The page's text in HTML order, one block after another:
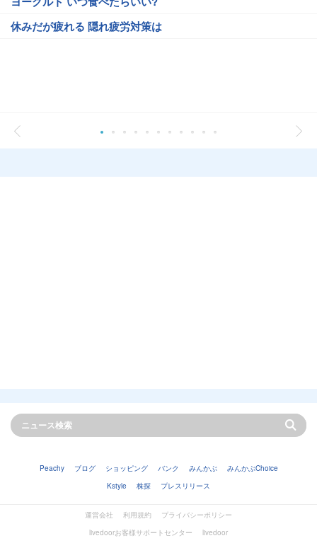
休みだが疲れる 隠れ疲労対策は
Peachy ブログ ショッピング バンク みんかぶ
みんかぶChoice
Kstyle
株探 プレスリリース
運営会社 利用規約
プライバシーポリシー
livedoorお客様サポートセンター
livedoor